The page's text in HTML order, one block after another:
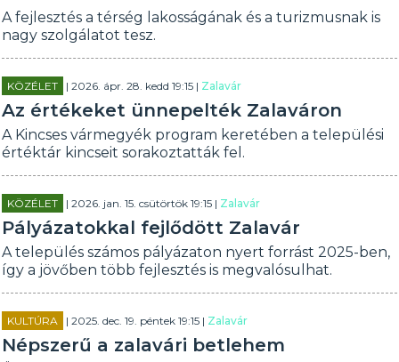
A fejlesztés a térség lakosságának és a turizmusnak is
nagy szolgálatot tesz.
KÖZÉLET | 2026. ápr. 28. kedd 19:15 | Zalavár
Az értékeket ünnepelték Zalaváron
A Kincses vármegyék program keretében a települési
értéktár kincseit sorakoztatták fel.
KÖZÉLET | 2026. jan. 15. csütörtök 19:15 | Zalavár
Pályázatokkal fejlődött Zalavár
A település számos pályázaton nyert forrást 2025-ben,
így a jövőben több fejlesztés is megvalósulhat.
KULTÚRA | 2025. dec. 19. péntek 19:15 | Zalavár
Népszerű a zalavári betlehem